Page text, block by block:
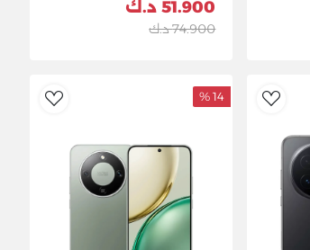
51.900 د.ك
74.900 د.ك
AddToWishlist
14 %